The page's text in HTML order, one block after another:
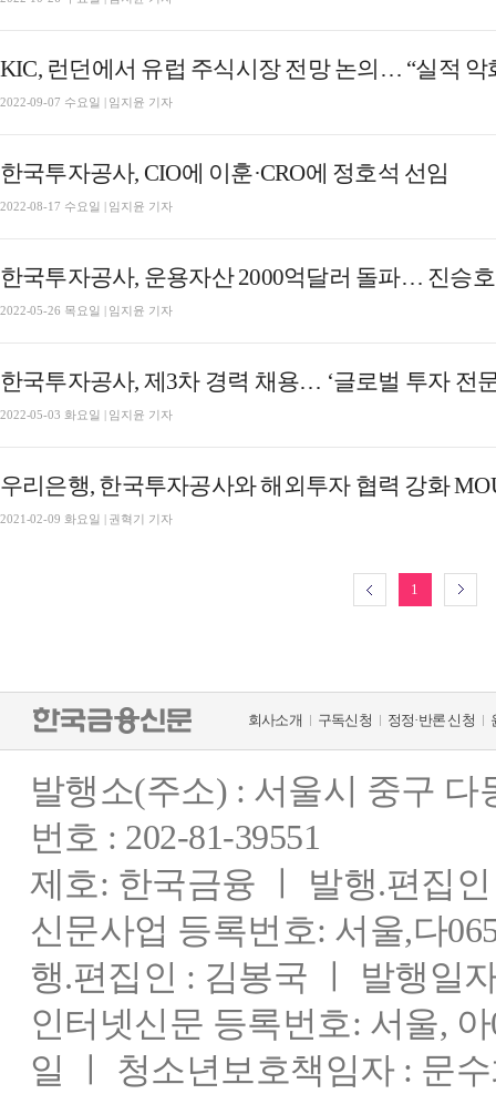
KIC, 런던에서 유럽 주식시장 전망 논의… “실적 악
2022-09-07 수요일 | 임지윤 기자
한국투자공사, CIO에 이훈·CRO에 정호석 선임
2022-08-17 수요일 | 임지윤 기자
한국투자공사, 운용자산 2000억달러 돌파… 진승
2022-05-26 목요일 | 임지윤 기자
한국투자공사, 제3차 경력 채용… ‘글로벌 투자 전
2022-05-03 화요일 | 임지윤 기자
우리은행, 한국투자공사와 해외투자 협력 강화
2021-02-09 화요일 | 권혁기 기자
1
회사소개 구독신청 정정·반론 신청
발행소(주소) : 서울시 중구
번호 : 202-81-39551
제호: 한국금융 ㅣ 발행.편집
신문사업 등록번호: 서울,다
행.편집인 : 김봉국 ㅣ 발행일
인터넷신문 등록번호: 서울,
일 ㅣ 청소년보호책임자 : 문